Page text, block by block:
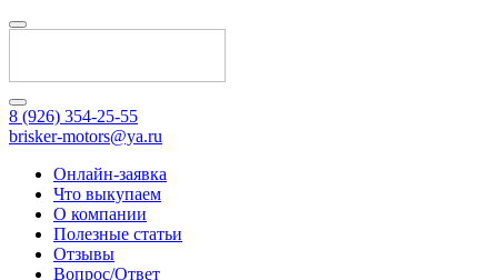
8 (926) 354-25-55
brisker-motors@ya.ru
Онлайн-заявка
Что выкупаем
О компании
Полезные статьи
Отзывы
Вопрос/Ответ